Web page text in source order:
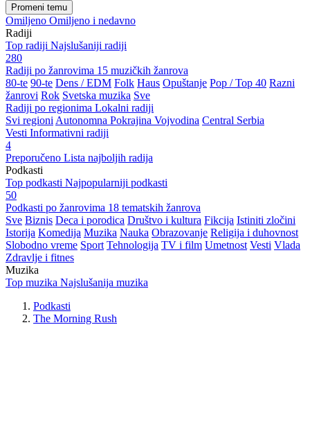
Promeni temu
Omiljeno Omiljeno i nedavno
Radiji
Top radiji Najslušaniji radiji
280
Radiji po žanrovima 15 muzičkih žanrova
80-te 90-te Dens / EDM Folk Haus Opuštanje Pop / Top 40 Razni
žanrovi Rok Svetska muzika Sve
Radiji po regionima Lokalni radiji
Svi regioni Autonomna Pokrajina Vojvodina Central Serbia
Vesti Informativni radiji
4
Preporučeno Lista najboljih radija
Podkasti
Top podkasti Najpopularniji podkasti
50
Podkasti po žanrovima 18 tematskih žanrova
Sve Biznis Deca i porodica Društvo i kultura Fikcija Istiniti zločini
Istorija Komedija Muzika Nauka Obrazovanje Religija i duhovnost
Slobodno vreme Sport Tehnologija TV i film Umetnost Vesti Vlada
Zdravlje i fitnes
Muzika
Top muzika Najslušanija muzika
Podkasti
The Morning Rush